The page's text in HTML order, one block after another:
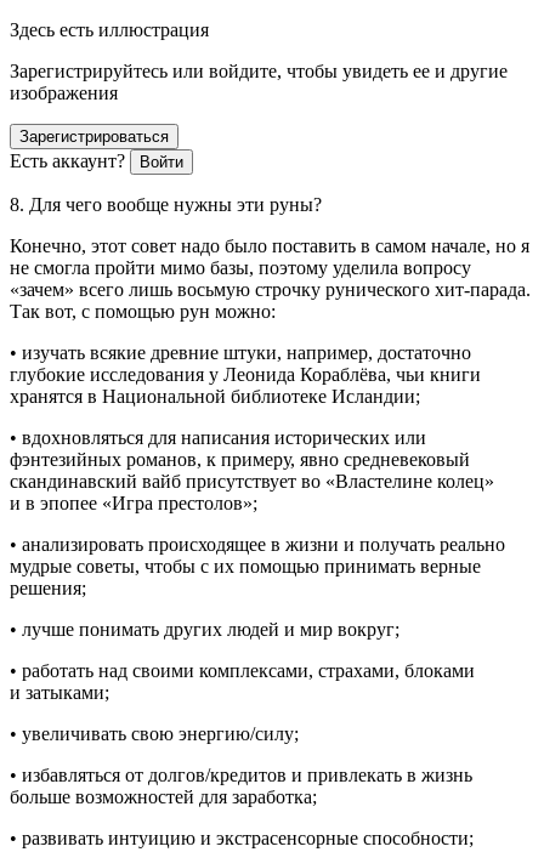
Здесь есть иллюстрация
Зарегистрируйтесь или войдите, чтобы увидеть ее и другие
изображения
Зарегистрироваться
Есть аккаунт? Войти
8. Для чего вообще нужны эти руны?
Конечно, этот совет надо было поставить в самом начале, но я
не смогла пройти мимо базы, поэтому уделила вопросу
«зачем» всего лишь восьмую строчку рунического хит-парада.
Так вот, с помощью рун можно:
• изучать всякие древние штуки, например, достаточно
глубокие исследования у Леонида Кораблёва, чьи книги
хранятся в Национальной библиотеке Исландии;
• вдохновляться для написания исторических или
фэнтезийных романов, к примеру, явно средневековый
скандинавский вайб присутствует во «Властелине колец»
и в эпопее «Игра престолов»;
• анализировать происходящее в жизни и получать реально
мудрые советы, чтобы с их помощью принимать верные
решения;
• лучше понимать других людей и мир вокруг;
• работать над своими комплексами, страхами, блоками
и затыками;
• увеличивать свою энергию/силу;
• избавляться от долгов/кредитов и привлекать в жизнь
больше возможностей для заработка;
• развивать интуицию и экстрасенсорные способности;